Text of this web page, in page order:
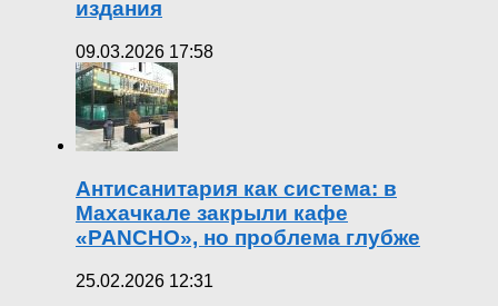
издания
09.03.2026 17:58
Антисанитария как система: в
Махачкале закрыли кафе
«PANCHO», но проблема глубже
25.02.2026 12:31